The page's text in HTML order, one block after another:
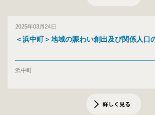
2025年03月24日
＜浜中町＞地域の賑わい創出及び関係人口
浜中町
詳しく見る